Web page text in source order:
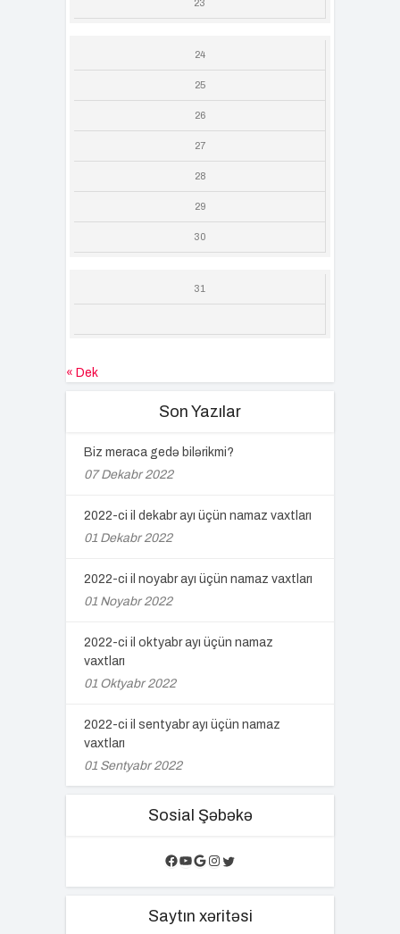
23
24
25
26
27
28
29
30
31
« Dek
Son Yazılar
Biz meraca gedə bilərikmi?
07 Dekabr 2022
2022-ci il dekabr ayı üçün namaz vaxtları
01 Dekabr 2022
2022-ci il noyabr ayı üçün namaz vaxtları
01 Noyabr 2022
2022-ci il oktyabr ayı üçün namaz
vaxtları
01 Oktyabr 2022
2022-ci il sentyabr ayı üçün namaz
vaxtları
01 Sentyabr 2022
Sosial Şəbəkə
Facebook
YouTube
Google
Instagram
Twitter
Saytın xəritəsi